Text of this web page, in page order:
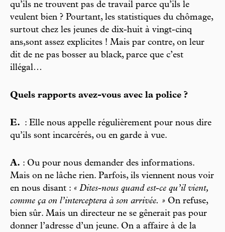
qu’ils ne trouvent pas de travail parce qu’ils le
veulent bien ? Pourtant, les statistiques du chômage,
surtout chez les jeunes de dix-huit à vingt-cinq
ans,sont assez explicites ! Mais par contre, on leur
dit de ne pas bosser au black, parce que c’est
illégal…
Quels rapports avez-vous avec la police ?
E.
: Elle nous appelle régulièrement pour nous dire
qu’ils sont incarcérés, ou en garde à vue.
A. : Ou pour nous demander des informations.
Mais on ne lâche rien. Parfois, ils viennent nous voir
en nous disant : « Dites-nous quand est-ce qu’il vient,
comme ça on l’interceptera à son arrivée. » On refuse,
bien sûr. Mais un directeur ne se gênerait pas pour
donner l’adresse d’un jeune. On a affaire à de la